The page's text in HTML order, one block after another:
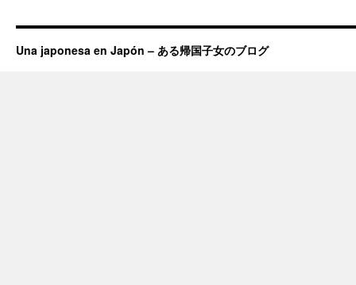
Una japonesa en Japón – ある帰国子女のブログ